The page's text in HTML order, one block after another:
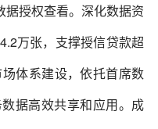
授权查看。深化数据资
万张，支撑授信贷款超
体系建设，依托首席数
据高效共享和应用。成